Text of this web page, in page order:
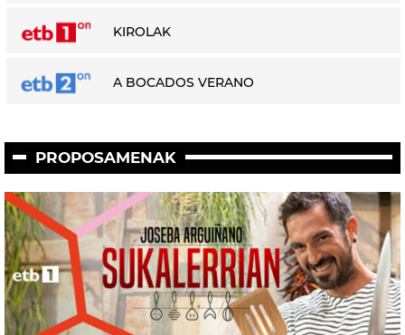
KIROLAK
A BOCADOS VERANO
PROPOSAMENAK